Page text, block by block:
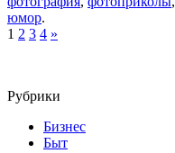
юмор.
1 2 3 4 »
Рубрики
Бизнес
Быт